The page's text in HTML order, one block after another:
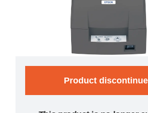
Product